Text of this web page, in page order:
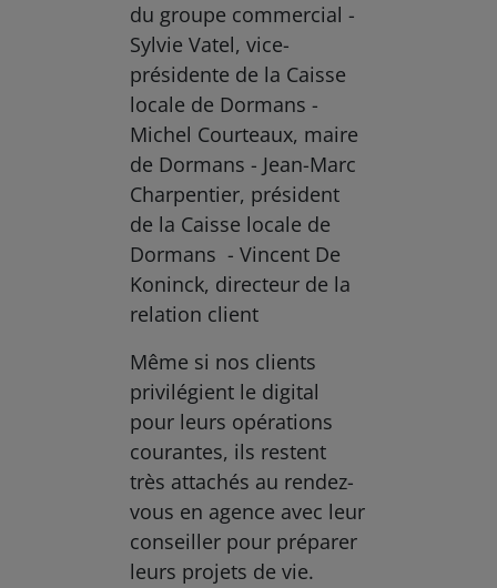
du groupe commercial -
Sylvie Vatel, vice-
présidente de la Caisse
locale de Dormans -
Michel Courteaux, maire
de Dormans - Jean-Marc
Charpentier, président
de la Caisse locale de
Dormans - Vincent De
Koninck, directeur de la
relation client
Même si nos clients
privilégient le digital
pour leurs opérations
courantes, ils restent
très attachés au rendez-
vous en agence avec leur
conseiller pour préparer
leurs projets de vie.